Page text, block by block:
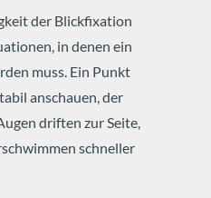
der Blickfixation
in denen ein
muss. Ein Punkt
anschauen, der
driften zur Seite,
schneller